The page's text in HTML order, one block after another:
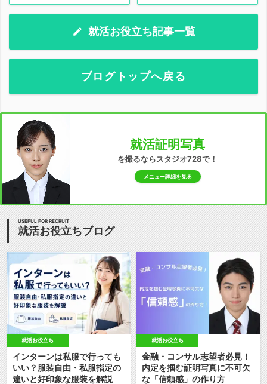
就活お役立ち記事一覧
ブログトップへ戻る
就活証明写真
を撮るならスタジオ728で！
メニュー詳細を見る
USEFUL FOR RECRUIT
就活お役立ちブログ
就活お役立ち
インターンは私服で行っても
いい？服装自由・私服指定の
違いと好印象な服装を解説
就活お役立ち
金融・コンサル志望者必見！
内定を掴む証明写真に不可欠
な「信頼感」の作り方